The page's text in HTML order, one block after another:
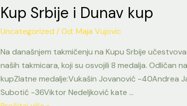
Kup Srbije i Dunav kup
Uncategorized / Od: Maja Vujovic
Na današnjem takmičenju na Kupu Srbije
naših takmicara, koji su osvojili 8 medalja. Odličan
kupZlatne medalje:Vukašin Jovanović -40Andrea
Subotić -36Viktor Nedeljković kate …